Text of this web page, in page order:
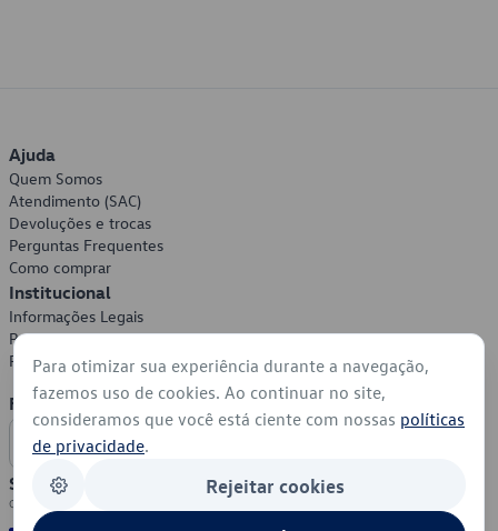
Ajuda
Quem Somos
Atendimento (SAC)
Devoluções e trocas
Perguntas Frequentes
Como comprar
Institucional
Informações Legais
Política de Privacidade
Política de Cookies
Formas de Pagamento
Segurança
Para otimizar sua experiência durante a navegação,
fazemos uso de cookies. Ao continuar no site,
consideramos que você está ciente com nossas políticas
de privacidade.
Rejeitar cookies